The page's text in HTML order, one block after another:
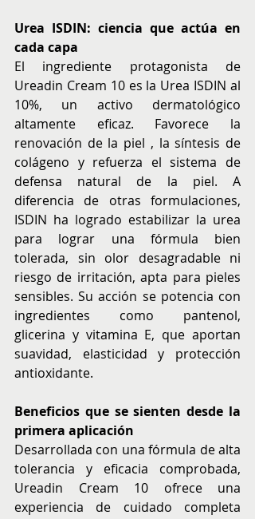
Urea ISDIN: ciencia que actúa en
cada capa
El ingrediente protagonista de
Ureadin Cream 10 es la Urea ISDIN al
10%, un activo dermatológico
altamente eficaz. Favorece la
renovación de la piel , la síntesis de
colágeno y refuerza el sistema de
defensa natural de la piel. A
diferencia de otras formulaciones,
ISDIN ha logrado estabilizar la urea
para lograr una fórmula bien
tolerada, sin olor desagradable ni
riesgo de irritación, apta para pieles
sensibles. Su acción se potencia con
ingredientes como pantenol,
glicerina y vitamina E, que aportan
suavidad, elasticidad y protección
antioxidante.
Beneficios que se sienten desde la
primera aplicación
Desarrollada con una fórmula de alta
tolerancia y eficacia comprobada,
Ureadin Cream 10 ofrece una
experiencia de cuidado completa